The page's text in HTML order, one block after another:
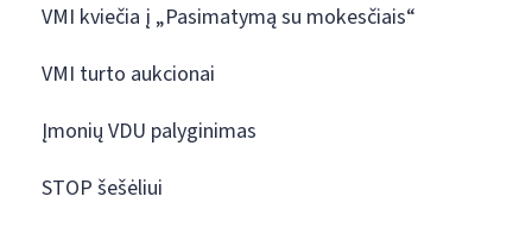
VMI kviečia į „Pasimatymą su mokesčiais“
VMI turto aukcionai
Įmonių VDU palyginimas
STOP šešėliui